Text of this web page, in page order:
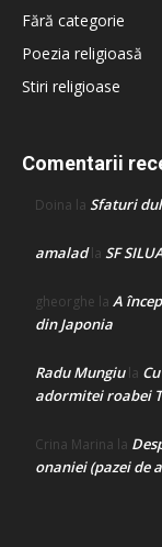
Fără categorie
Poezia religioasă
Stiri religioase
Comentarii
Doina la Sfaturi
amaladla SF
gheorghe la A
din Japonia
Radu Mungiula
adormitei roabei
Crina Marina la
onaniei (pazei de